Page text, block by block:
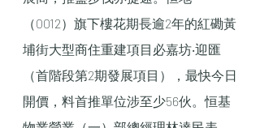
（0012）旗下樓花期長逾2年的紅磡黃
埔街大型商住重建項目必嘉坊‧迎匯
（首階段第2期發展項目），最快今日
開價，料首推單位涉至少56伙。恒基